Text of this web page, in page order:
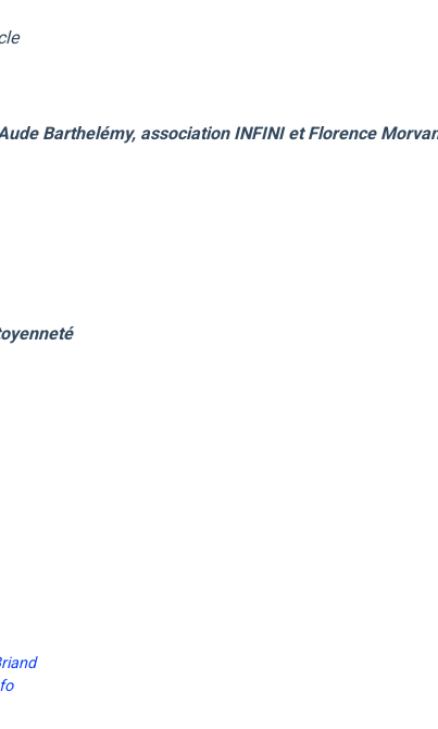
Barthelémy, association INFINI et Florence